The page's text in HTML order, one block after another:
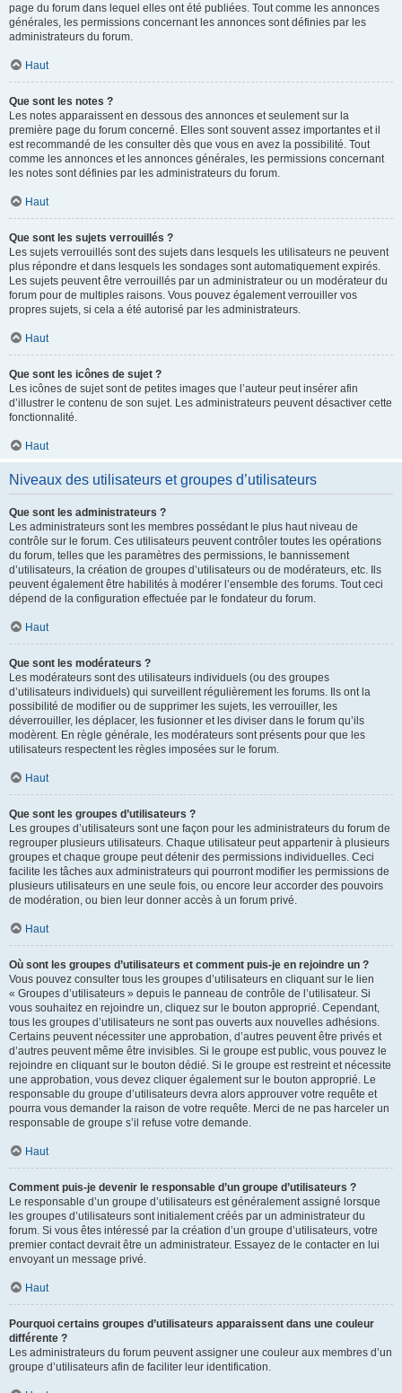
page du forum dans lequel elles ont été publiées. Tout comme les annonces
générales, les permissions concernant les annonces sont définies par les
administrateurs du forum.
Haut
Que sont les notes ?
Les notes apparaissent en dessous des annonces et seulement sur la
première page du forum concerné. Elles sont souvent assez importantes et il
est recommandé de les consulter dès que vous en avez la possibilité. Tout
comme les annonces et les annonces générales, les permissions concernant
les notes sont définies par les administrateurs du forum.
Haut
Que sont les sujets verrouillés ?
Les sujets verrouillés sont des sujets dans lesquels les utilisateurs ne peuvent
plus répondre et dans lesquels les sondages sont automatiquement expirés.
Les sujets peuvent être verrouillés par un administrateur ou un modérateur du
forum pour de multiples raisons. Vous pouvez également verrouiller vos
propres sujets, si cela a été autorisé par les administrateurs.
Haut
Que sont les icônes de sujet ?
Les icônes de sujet sont de petites images que l’auteur peut insérer afin
d’illustrer le contenu de son sujet. Les administrateurs peuvent désactiver cette
fonctionnalité.
Haut
Niveaux des utilisateurs et groupes d’utilisateurs
Que sont les administrateurs ?
Les administrateurs sont les membres possédant le plus haut niveau de
contrôle sur le forum. Ces utilisateurs peuvent contrôler toutes les opérations
du forum, telles que les paramètres des permissions, le bannissement
d’utilisateurs, la création de groupes d’utilisateurs ou de modérateurs, etc. Ils
peuvent également être habilités à modérer l’ensemble des forums. Tout ceci
dépend de la configuration effectuée par le fondateur du forum.
Haut
Que sont les modérateurs ?
Les modérateurs sont des utilisateurs individuels (ou des groupes
d’utilisateurs individuels) qui surveillent régulièrement les forums. Ils ont la
possibilité de modifier ou de supprimer les sujets, les verrouiller, les
déverrouiller, les déplacer, les fusionner et les diviser dans le forum qu’ils
modèrent. En règle générale, les modérateurs sont présents pour que les
utilisateurs respectent les règles imposées sur le forum.
Haut
Que sont les groupes d’utilisateurs ?
Les groupes d’utilisateurs sont une façon pour les administrateurs du forum de
regrouper plusieurs utilisateurs. Chaque utilisateur peut appartenir à plusieurs
groupes et chaque groupe peut détenir des permissions individuelles. Ceci
facilite les tâches aux administrateurs qui pourront modifier les permissions de
plusieurs utilisateurs en une seule fois, ou encore leur accorder des pouvoirs
de modération, ou bien leur donner accès à un forum privé.
Haut
Où sont les groupes d’utilisateurs et comment puis-je en rejoindre un ?
Vous pouvez consulter tous les groupes d’utilisateurs en cliquant sur le lien
« Groupes d’utilisateurs » depuis le panneau de contrôle de l’utilisateur. Si
vous souhaitez en rejoindre un, cliquez sur le bouton approprié. Cependant,
tous les groupes d’utilisateurs ne sont pas ouverts aux nouvelles adhésions.
Certains peuvent nécessiter une approbation, d’autres peuvent être privés et
d’autres peuvent même être invisibles. Si le groupe est public, vous pouvez le
rejoindre en cliquant sur le bouton dédié. Si le groupe est restreint et nécessite
une approbation, vous devez cliquer également sur le bouton approprié. Le
responsable du groupe d’utilisateurs devra alors approuver votre requête et
pourra vous demander la raison de votre requête. Merci de ne pas harceler un
responsable de groupe s’il refuse votre demande.
Haut
Comment puis-je devenir le responsable d’un groupe d’utilisateurs ?
Le responsable d’un groupe d’utilisateurs est généralement assigné lorsque
les groupes d’utilisateurs sont initialement créés par un administrateur du
forum. Si vous êtes intéressé par la création d’un groupe d’utilisateurs, votre
premier contact devrait être un administrateur. Essayez de le contacter en lui
envoyant un message privé.
Haut
Pourquoi certains groupes d’utilisateurs apparaissent dans une couleur
différente ?
Les administrateurs du forum peuvent assigner une couleur aux membres d’un
groupe d’utilisateurs afin de faciliter leur identification.